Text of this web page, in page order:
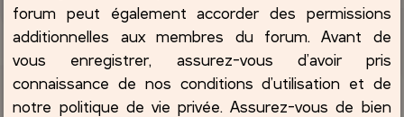
forum peut également accorder des permissions
additionnelles aux membres du forum. Avant de
vous enregistrer, assurez-vous d’avoir pris
connaissance de nos conditions d’utilisation et de
notre politique de vie privée. Assurez-vous de bien